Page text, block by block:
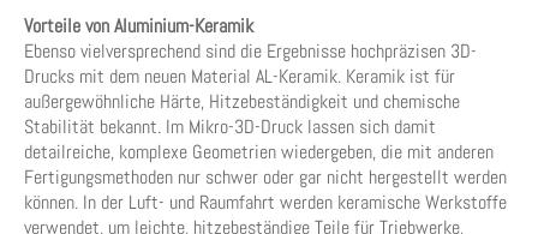
Vorteile von Aluminium-Keramik
Ebenso vielversprechend sind die Ergebnisse hochpräzisen 3D-
Drucks mit dem neuen Material AL-Keramik. Keramik ist für
außergewöhnliche Härte, Hitzebeständigkeit und chemische
Stabilität bekannt. Im Mikro-3D-Druck lassen sich damit
detailreiche, komplexe Geometrien wiedergeben, die mit anderen
Fertigungsmethoden nur schwer oder gar nicht hergestellt werden
können. In der Luft- und Raumfahrt werden keramische Werkstoffe
verwendet, um leichte, hitzebeständige Teile für Triebwerke,